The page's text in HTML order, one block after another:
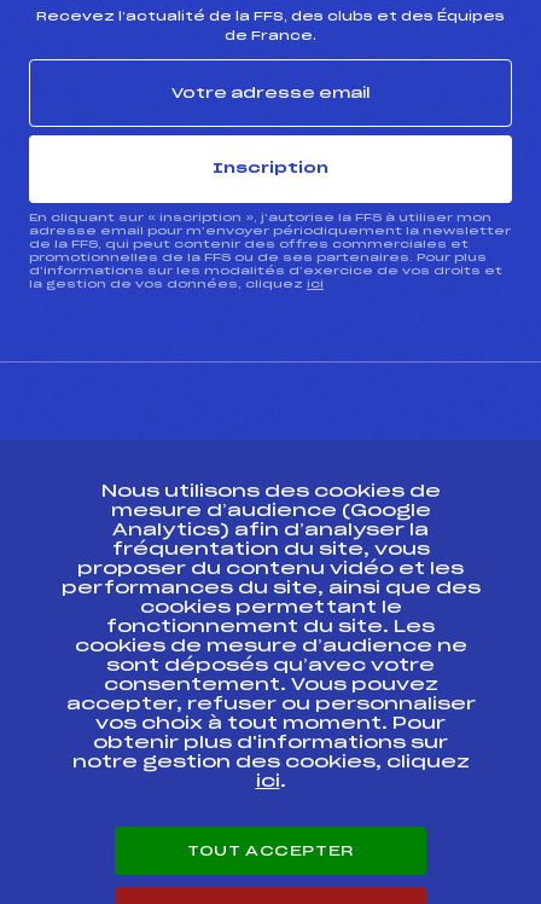
Recevez l’actualité de la FFS, des clubs et des Équipes
de France.
Inscription
En cliquant sur « inscription », j’autorise la FFS à utiliser mon
adresse email pour m’envoyer périodiquement la newsletter
de la FFS, qui peut contenir des offres commerciales et
promotionnelles de la FFS ou de ses partenaires. Pour plus
d’informations sur les modalités d’exercice de vos droits et
la gestion de vos données, cliquez ici
Ressources
Pass’Neige
Projet sportif fédéral
Projet de performance fédéral
Antidopage
Pôle Développement, Formation, Suivi
Scientifique
Listes ministérielles
Pôle vie de l’athlète
Enseignement professionnel
Carrières
Nous utilisons des cookies de
mesure d’audience (Google
Analytics) afin d’analyser la
fréquentation du site, vous
proposer du contenu vidéo et les
performances du site, ainsi que des
cookies permettant le
fonctionnement du site. Les
cookies de mesure d’audience ne
sont déposés qu’avec votre
consentement. Vous pouvez
accepter, refuser ou personnaliser
vos choix à tout moment. Pour
obtenir plus d'informations sur
notre gestion des cookies, cliquez
ici.
TOUT ACCEPTER